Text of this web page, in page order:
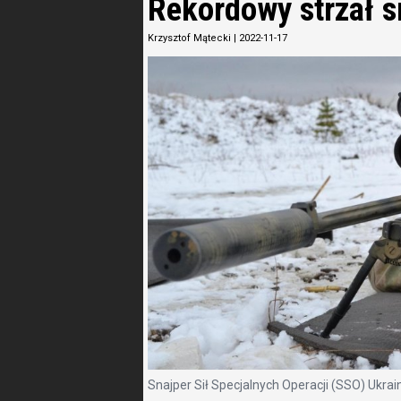
Rekordowy strzał
Krzysztof Mątecki | 2022-11-17
Snajper Sił Specjalnych Operacji (SSO)